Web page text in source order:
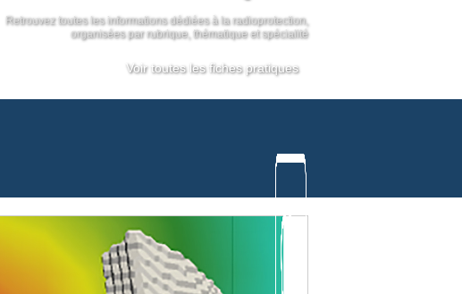
Retrouvez toutes les informations dédiées à la radioprotection,
organisées par rubrique, thématique et spécialité
Voir toutes les fiches pratiques